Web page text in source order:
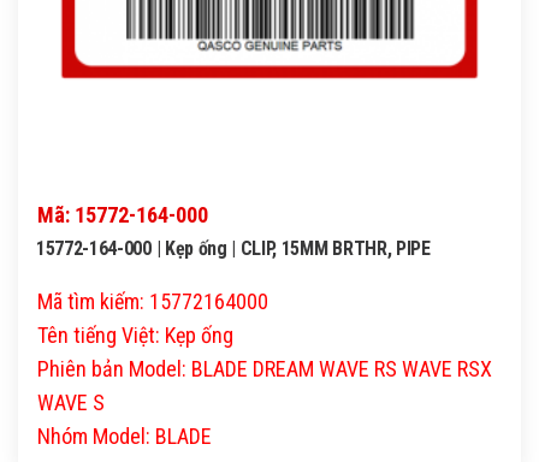
Mã: 15772-164-000
15772-164-000 | Kẹp ống | CLIP, 15MM BRTHR, PIPE
Mã tìm kiếm: 15772164000
Tên tiếng Việt: Kẹp ống
Phiên bản Model: BLADE DREAM WAVE RS WAVE RSX
WAVE S
Nhóm Model: BLADE